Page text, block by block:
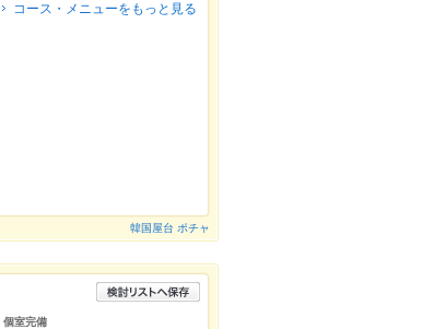
コース・メニューをもっと見る
韓国屋台 ポチャ
個室完備